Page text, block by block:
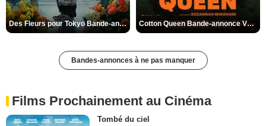
Des Fleurs pour Tokyo Bande-annonce VO STFR Cotton Queen Bande-annonce VO STFR
Bandes-annonces à ne pas manquer
Films Prochainement au Cinéma
Tombé du ciel